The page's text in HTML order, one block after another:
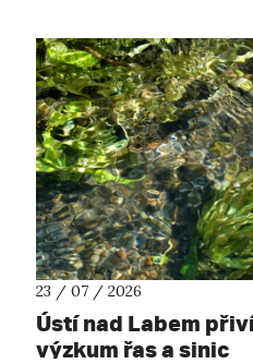
23 / 07 / 2026
Ústí nad Labem
výzkum řas a sinic